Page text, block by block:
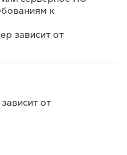
к
зависит от
от